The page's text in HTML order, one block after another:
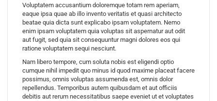
Voluptatem accusantium doloremque totam rem aperiam,
eaque ipsa quae ab illo invento veritatis et quasi architecto
beatae quia dicta sunt explicabo ipsam voluptatem. Nemo
enim ipsam voluptatem quia voluptas sit aspernatur aut odit
aut fugit, sed quia sit consequuntur magni dolores eos qui
ratione voluptatem sequi nesciunt.
Nam libero tempore, cum soluta nobis est eligendi optio
cumque nihil impedit quo minus id quod maxime placeat facere
possimus, omnis voluptas assumenda est, omnis dolor
repellendus. Temporibus autem quibusdam et aut officiis
debitis aut rerum necessitatibus saepe eveniet ut et voluptates